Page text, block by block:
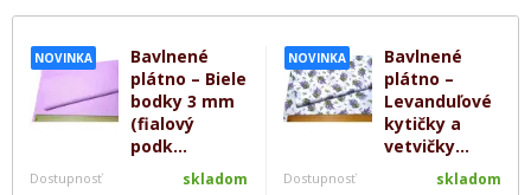
NOVINKA
Bavlnené
plátno – Biele
bodky 3 mm
(fialový
podk...
Dostupnosť skladom
NOVINKA
Bavlnené
plátno –
Levanduľové
kytičky a
vetvičky...
Dostupnosť skladom